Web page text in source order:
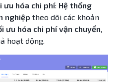
ưu hóa chi phí: Hệ thống
nghiệp theo dõi các khoản
ưu hóa chi phí vận chuyển,
hoạt động.